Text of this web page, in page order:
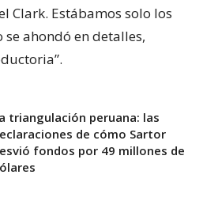
Clark. Estábamos solo los
se ahondó en detalles,
triangulación peruana: las
de cómo Sartor
fondos por 49 millones de